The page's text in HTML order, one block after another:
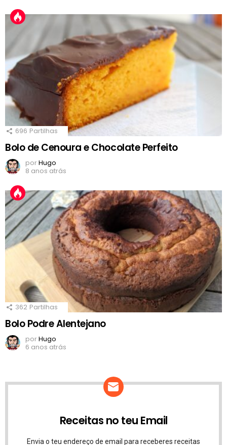
696 Partilhas
Bolo de Cenoura e Chocolate Perfeito
porHugo
8 anos atrás
362 Partilhas
Bolo Podre Alentejano
porHugo
6 anos atrás
Receitas no teu Email
Envia o teu endereço de email para receberes receitas